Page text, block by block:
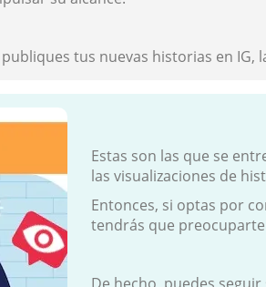
tus nuevas historias en IG,
Estas son las que se
las visualizaciones de
Entonces, si optas por
tendrás que
De hecho, puedes